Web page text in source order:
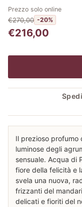
Prezzo solo online
€270,00 -20%
€216,00
Il prezioso profumo
luminose degli
sensuale. Acqua di
fiore della felicità e
svela una nuova,
frizzanti del
delicati e fioriti del